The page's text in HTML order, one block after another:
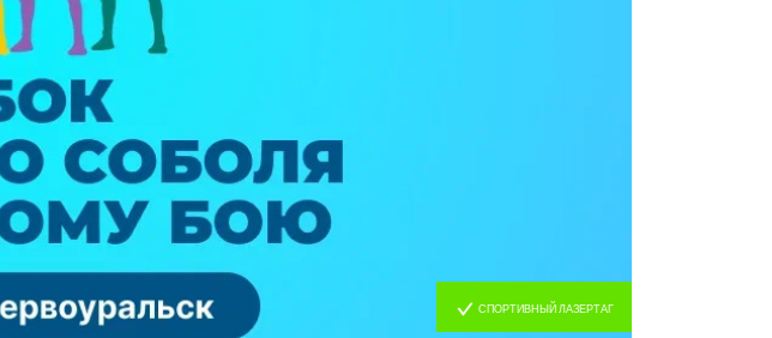
СПОРТИВНЫЙ ЛАЗЕРТАГ